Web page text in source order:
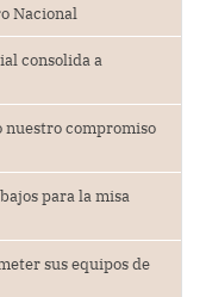
Nacional
consolida a
nuestro compromiso
para la misa
sus equipos de